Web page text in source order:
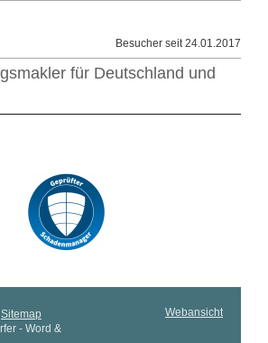
Besucher seit 24.01.2017
für Deutschland und
Sitemap
- Word &
Webansicht